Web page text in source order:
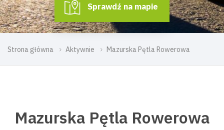
Strona główna Aktywnie Mazurska Pętla Rowerowa
Sprawdź na mapie
Mazurska Pętla Rowerowa